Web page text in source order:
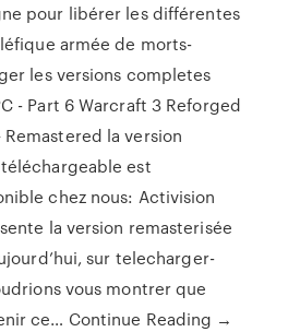
pour libérer les différentes
armée de morts-
les versions completes
- Part 6 Warcraft 3 Reforged
la version
est
chez nous: Activision
la version remasterisée
sur telecharger-
vous montrer que
ce… Continue Reading →